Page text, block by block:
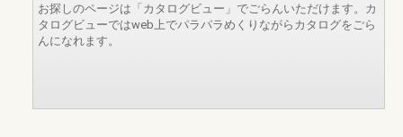
お探しのページは「カタログビュー」でごらんいただけます。カ
タログビューではweb上でパラパラめくりながらカタログをごら
んになれます。